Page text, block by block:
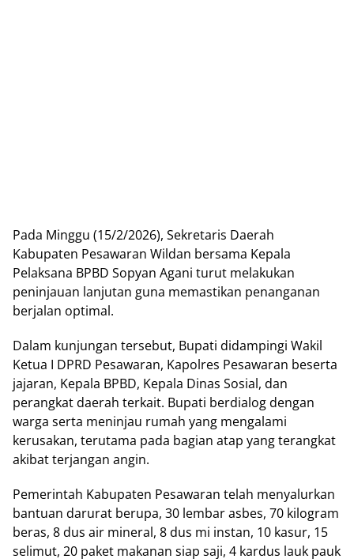
Pada Minggu (15/2/2026), Sekretaris Daerah
Kabupaten Pesawaran Wildan bersama Kepala
Pelaksana BPBD Sopyan Agani turut melakukan
peninjauan lanjutan guna memastikan penanganan
berjalan optimal.
Dalam kunjungan tersebut, Bupati didampingi Wakil
Ketua I DPRD Pesawaran, Kapolres Pesawaran beserta
jajaran, Kepala BPBD, Kepala Dinas Sosial, dan
perangkat daerah terkait. Bupati berdialog dengan
warga serta meninjau rumah yang mengalami
kerusakan, terutama pada bagian atap yang terangkat
akibat terjangan angin.
Pemerintah Kabupaten Pesawaran telah menyalurkan
bantuan darurat berupa, 30 lembar asbes, 70 kilogram
beras, 8 dus air mineral, 8 dus mi instan, 10 kasur, 15
selimut, 20 paket makanan siap saji, 4 kardus lauk pauk